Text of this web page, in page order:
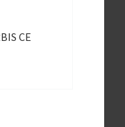
CE